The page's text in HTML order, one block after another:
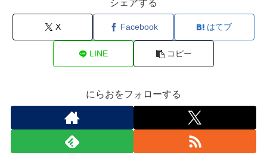
シェアする
X Facebook はてブ
LINE コピー
にらおをフォローする